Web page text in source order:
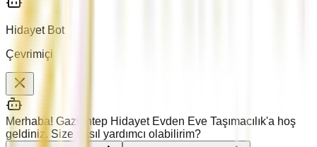
Hidayet Bot
Çevrimiçi
Merhaba! Gaziantep Hidayet Evden Eve Taşımacılık'a hoş
geldiniz. Size nasıl yardımcı olabilirim?